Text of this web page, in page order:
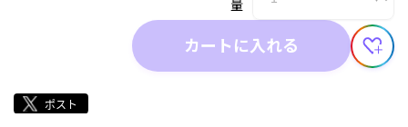
量
カートに入れる